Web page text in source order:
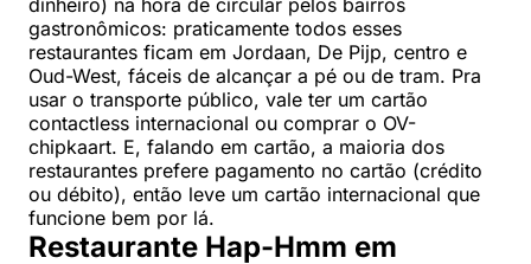
dinheiro) na hora de circular pelos bairros
gastronômicos: praticamente todos esses
restaurantes ficam em Jordaan, De Pijp, centro e
Oud-West, fáceis de alcançar a pé ou de tram. Pra
usar o transporte público, vale ter um cartão
contactless internacional ou comprar o OV-
chipkaart. E, falando em cartão, a maioria dos
restaurantes prefere pagamento no cartão (crédito
ou débito), então leve um cartão internacional que
funcione bem por lá.
Restaurante Hap-Hmm em